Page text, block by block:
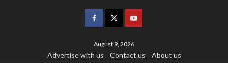
August 9, 2026
Advertise with us Contact us About us